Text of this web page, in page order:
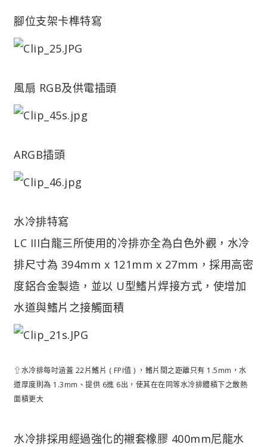
腳位支架卡榫特寫
風扇 RGB及供電插頭
ARGB插頭
水冷排特寫
LC III白龍三所使用的冷排亦全為白色外觀，水冷
排尺寸為 394mm x 121mm x 27mm，採用高密
度鋁合金製造，並以 U型鰭片焊接方式，使增加
水道與鰭片之接觸面積
⇧水冷排每吋涵蓋 22片鰭片 ( FPI值 ) ，鰭片間之距離只有 1.5mm，水
道厚度則為 1.3mm、提供 6進 6出，使其在在同等水冷排體積下之散熱
面積更大
水冷排採用經過強化的襯套橡膠 400mm尼龍水